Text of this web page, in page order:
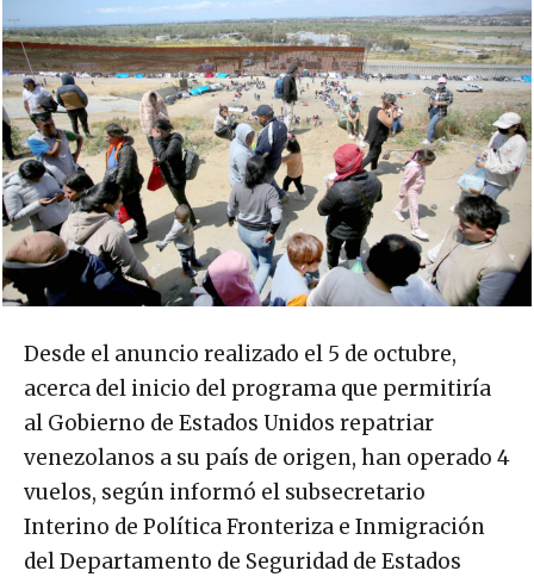
Desde el anuncio realizado el 5 de octubre,
acerca del inicio del programa que permitiría
al Gobierno de Estados Unidos repatriar
venezolanos a su país de origen, han operado 4
vuelos, según informó el subsecretario
Interino de Política Fronteriza e Inmigración
del Departamento de Seguridad de Estados